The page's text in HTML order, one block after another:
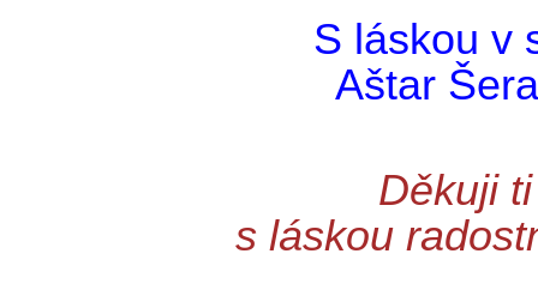
S láskou v
Aštar
Děkuji
s láskou